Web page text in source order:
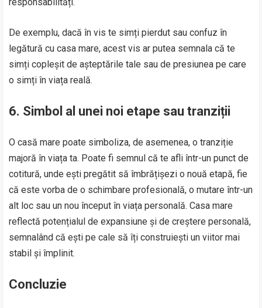
De exemplu, dacă în vis te simți pierdut sau confuz în
legătură cu casa mare, acest vis ar putea semnala că te
simți copleșit de așteptările tale sau de presiunea pe care
o simți în viața reală.
6. Simbol al unei noi etape sau tranziții
O casă mare poate simboliza, de asemenea, o tranziție
majoră în viața ta. Poate fi semnul că te afli într-un punct de
cotitură, unde ești pregătit să îmbrățișezi o nouă etapă, fie
că este vorba de o schimbare profesională, o mutare într-un
alt loc sau un nou început în viața personală. Casa mare
reflectă potențialul de expansiune și de creștere personală,
semnalând că ești pe cale să îți construiești un viitor mai
stabil și împlinit.
Concluzie